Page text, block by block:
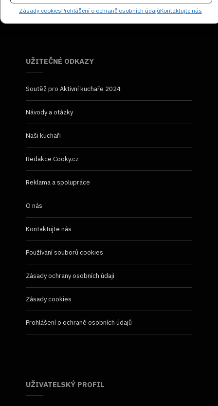
Zásady cookiesProhlášení o ochraně osobních údajůKontaktujte nás
UŽITEČNÉ ODKAZY
Soutěž pro Aktivní kuchaře 2024
Návody a otázky
Naši kuchaři
Redakce Cooky.cz
Reklama a spolupráce
O nás
Kontaktujte nás
Používání souborů cookies
Zásady ochrany osobních údaji
Zásady cookies
Prohlášení o ochraně osobních údajů
UŽIVATELSKÝ PROFIL